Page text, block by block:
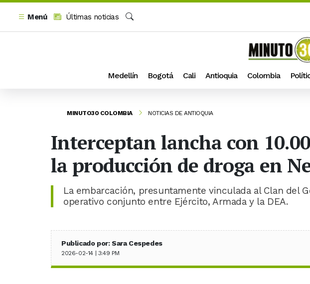
Menú
Últimas noticias
Medellín Bogotá Cali Antioquia Colombia
MINUTO30 COLOMBIA NOTICIAS DE ANTIOQUIA
Interceptan lancha con
la producción de droga en
La embarcación, presuntamente vinculada al Clan del
operativo conjunto entre Ejército, Armada y la DEA.
Publicado por: Sara Cespedes
2026-02-14 | 3:49 PM